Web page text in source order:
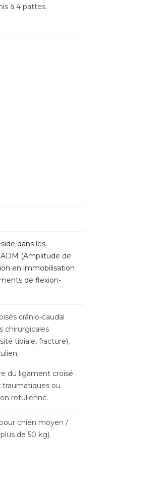
à 4 pattes.
dans les
(Amplitude de
en immobilisation
de flexion-
crânio-caudal
chirurgicales
tibiale, fracture),
du ligament croisé
traumatiques ou
rotulienne.
chien moyen /
de 50 kg).